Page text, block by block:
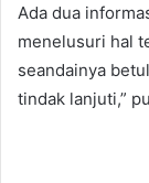
Ada dua
menelusuri hal
seandainya
tindak lanjuti,”